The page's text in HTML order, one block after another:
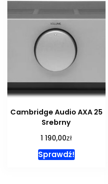
Cambridge Audio AXA 25
Srebrny
1 190,00zł
Sprawdź!